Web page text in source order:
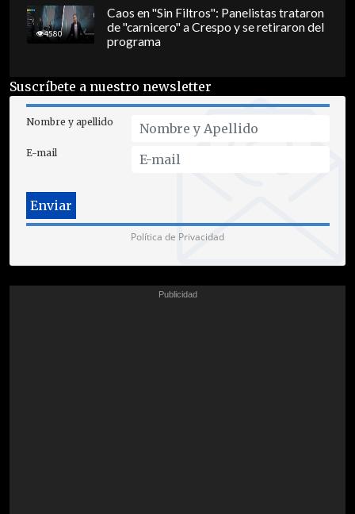
4580
Caos en "Sin Filtros": Panelistas trataron
de "carnicero" a Crespo y se retiraron del
programa
Suscríbete a nuestro newsletter
Nombre y apellido
E-mail
Política de Privacidad